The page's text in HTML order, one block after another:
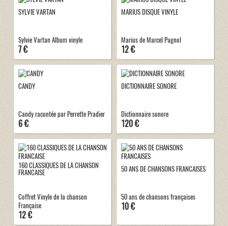
SYLVIE VARTAN
Sylvie Vartan Album vinyle
7 €
MARIUS DISQUE VINYLE
Marius de Marcel Pagnol
12 €
CANDY
Candy racontée par Perrette Pradier
6 €
DICTIONNAIRE SONORE
Dictionnaire sonore
120 €
160 CLASSIQUES DE LA CHANSON
FRANCAISE
Coffret Vinyle de la chanson
Française
12 €
50 ANS DE CHANSONS FRANCAISES
50 ans de chansons françaises
10 €